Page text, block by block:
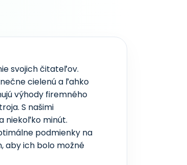
svojich čitateľov.
cielenú a ľahko
výhody firemného
S našimi
niekoľko minút.
podmienky na
aby ich bolo možné